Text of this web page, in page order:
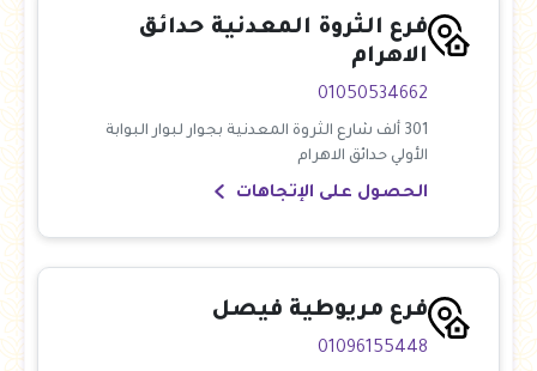
فرع الثروة المعدنية حدائق
الاهرام
01050534662
301 ألف شارع الثروة المعدنية بجوار لبوار البوابة
الأولي حدائق الاهرام
الحصول على الإتجاهات
فرع مريوطية فيصل
01096155448